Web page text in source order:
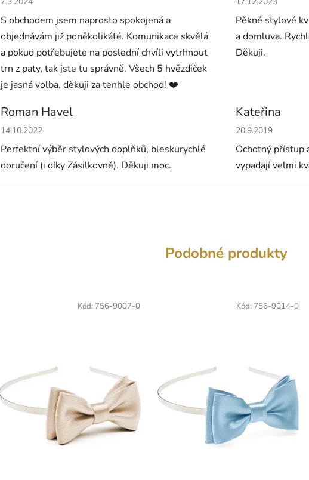
S obchodem jsem naprosto spokojená a
objednávám již poněkolikáté. Komunikace skvělá
a pokud potřebujete na poslední chvíli vytrhnout
trn z paty, tak jste tu správně. Všech 5 hvězdiček
je jasná volba, děkuji za tenhle obchod! ❤️
Pěkné stylové
a domluva.
Děkuji.
Roman Havel
Hodnocení obchodu je 5 z 5 hvězdiček.
14.10.2022
Perfektní výběr stylových doplňků, bleskurychlé
doručení (i díky Zásilkovně). Děkuji moc.
Kateřina
Hodnocení
20.9.2019
Ochotný přístup
vypadají velmi
Podobné produkty
Kód: 756-9007-0 Kód: 756-9014-0